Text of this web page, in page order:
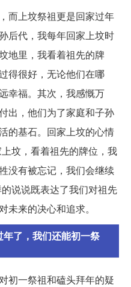
而上坟祭祖更是回家过年
后代，我每年回家上坟时
地里，我看着祖先的牌
得很好，无论他们在哪
幸福。其次，我感慨万
出，他们为了家庭和子孙
的基石。回家上坟的心情
坟，看着祖先的牌位，我
没有被忘记，我们会继续
说说既表达了我们对祖先
未来的决心和追求。
了，我们还能初一祭
初一祭祖和磕头拜年的疑